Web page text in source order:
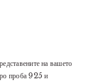
на вашето
проба 925 и